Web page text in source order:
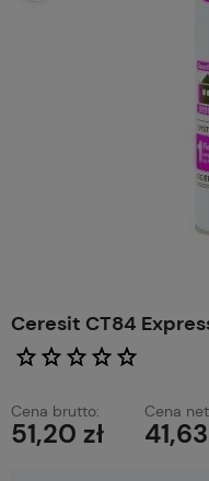
Ceresit CT84
Cena brutto:
51,20 zł
Cena